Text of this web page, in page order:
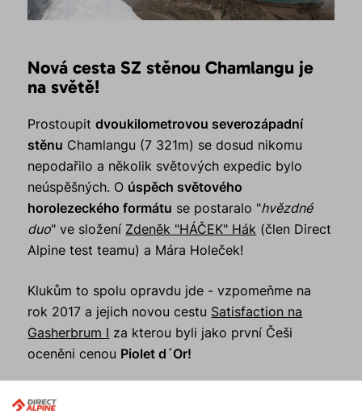
Nová cesta SZ stěnou Chamlangu je
na světě!
Prostoupitdvoukilometrovou severozápadní
stěnu Chamlangu (7 321m) se dosud nikomu
nepodařilo a několik světových expedic bylo
neúspěšných. O úspěch světového
horolezeckého formátu se postaralo "hvězdné
duo" ve složení Zdeněk "HÁČEK" Hák (člen Direct
Alpine test teamu) a Mára Holeček!
Klukům to spolu opravdu jde - vzpomeňme na
rok 2017 a jejich novou cestu Satisfaction na
Gasherbrum I za kterou byli jako první Češi
oceněni cenou Piolet d´Or!